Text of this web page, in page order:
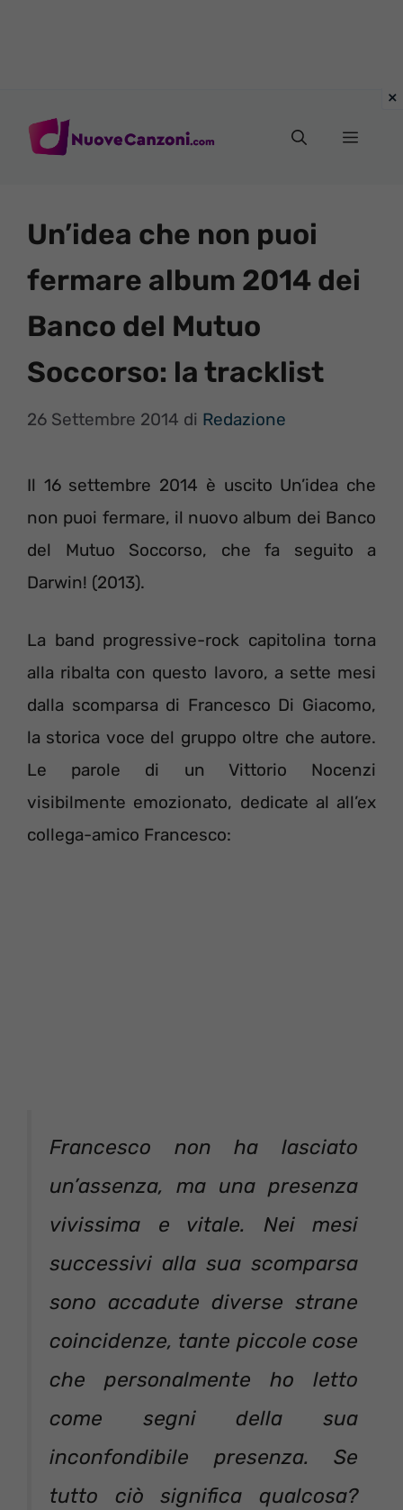
Menu
Un’idea che non puoi
fermare album 2014 dei
Banco del Mutuo
Soccorso: la tracklist
26 Settembre 2014 di Redazione
Il 16 settembre 2014 è uscito Un’idea che
non puoi fermare, il nuovo album dei Banco
del Mutuo Soccorso, che fa seguito a
Darwin! (2013).
La band progressive-rock capitolina torna
alla ribalta con questo lavoro, a sette mesi
dalla scomparsa di Francesco Di Giacomo,
la storica voce del gruppo oltre che autore.
Le parole di un Vittorio Nocenzi
visibilmente emozionato, dedicate al all’ex
collega-amico Francesco:
Francesco non ha lasciato
un’assenza, ma una presenza
vivissima e vitale. Nei mesi
successivi alla sua scomparsa
sono accadute diverse strane
coincidenze, tante piccole cose
che personalmente ho letto
come segni della sua
inconfondibile presenza. Se
tutto ciò significa qualcosa?